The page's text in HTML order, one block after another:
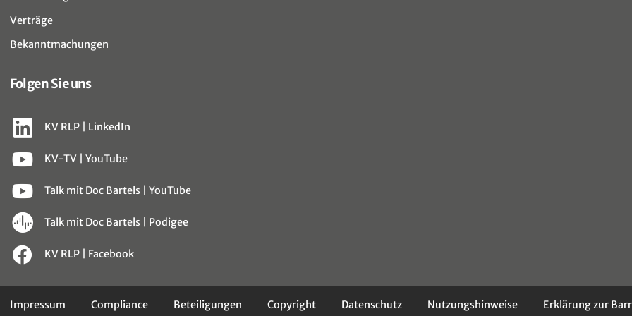
Verträge
Bekanntmachungen
Folgen Sie uns
KV RLP | LinkedIn
KV-TV | YouTube
Talk mit Doc Bartels | YouTube
Talk mit Doc Bartels | Podigee
KV RLP | Facebook
Impressum Compliance Beteiligungen Copyright Datenschutz Nutzungshinweise Erklärung zur